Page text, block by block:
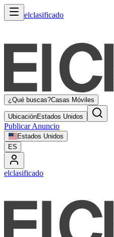
elclasificado
¿Qué buscas?Casas Móviles
UbicaciónEstados Unidos
Publicar Anuncio
Estados Unidos
ES
elclasificado